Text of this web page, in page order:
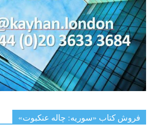
فروش کتاب «سوریه: چاله عنکبوت»